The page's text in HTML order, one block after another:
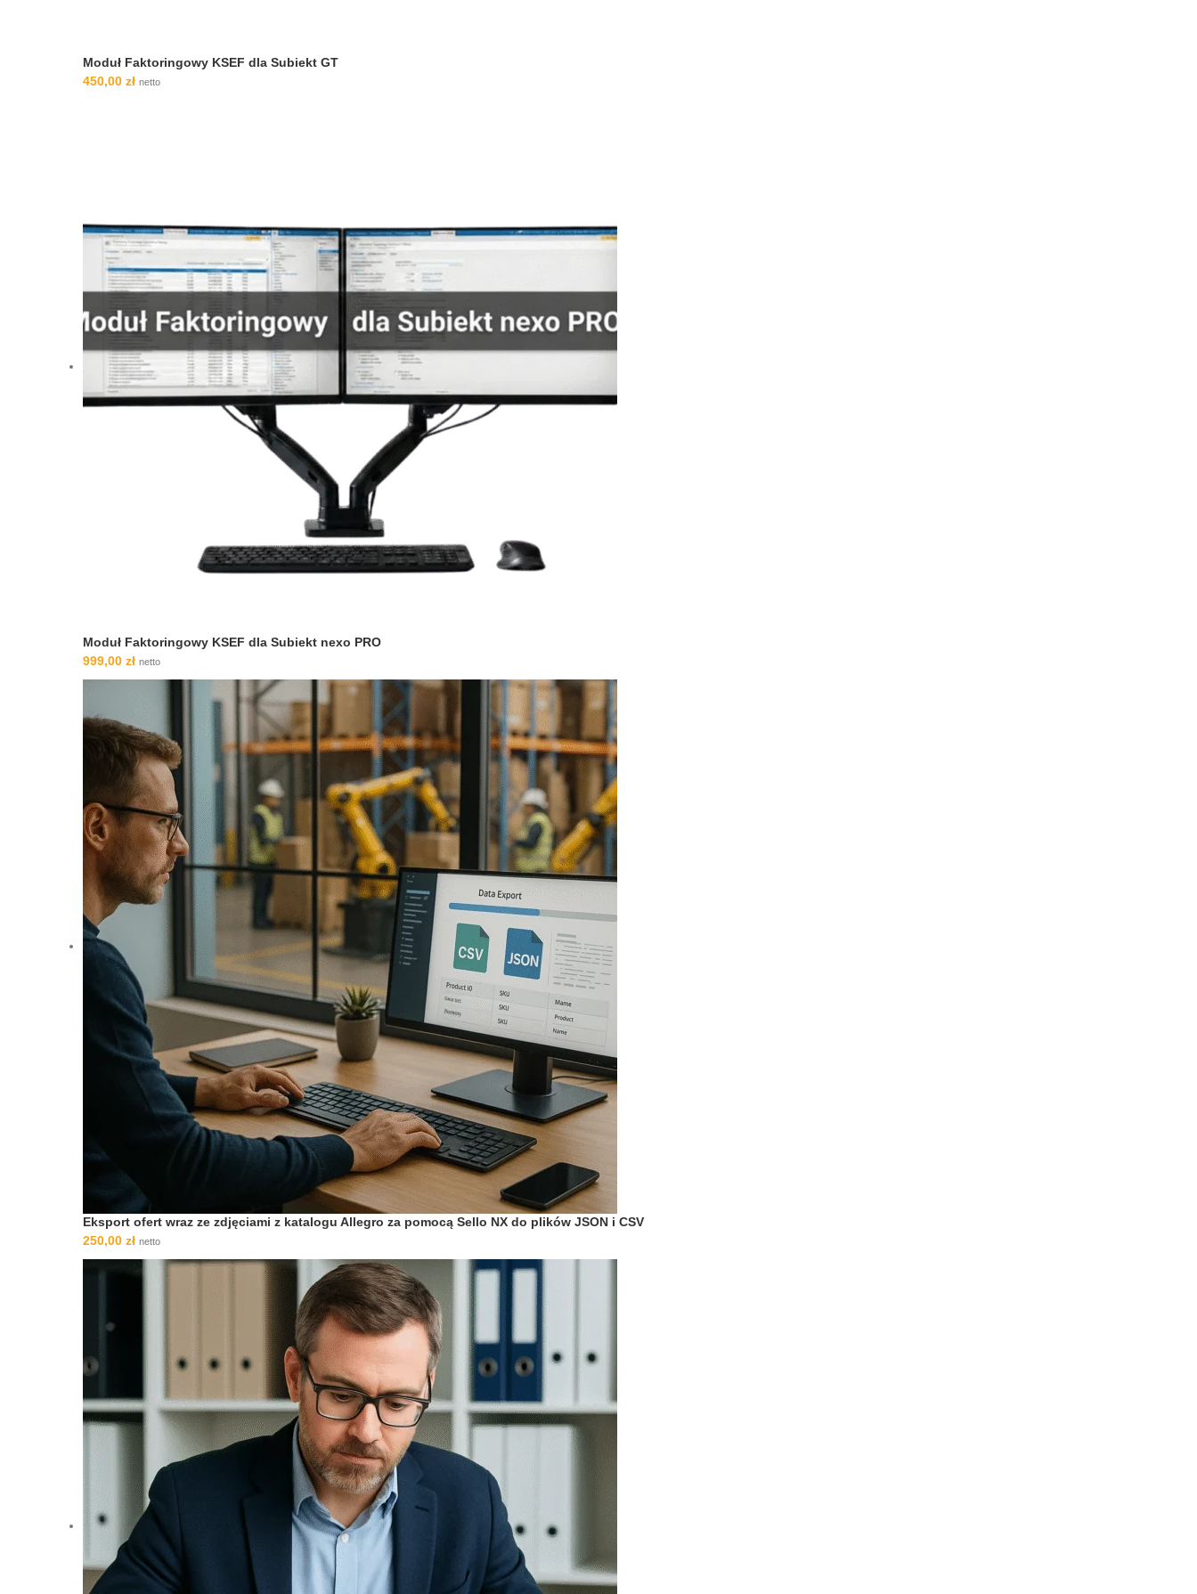
Moduł Faktoringowy KSEF dla Subiekt GT
450,00 zł netto
Moduł Faktoringowy KSEF dla Subiekt nexo PRO
999,00 zł netto
Eksport ofert wraz ze zdjęciami z katalogu Allegro za pomocą Sello NX do plików JSON i CSV
250,00 zł netto